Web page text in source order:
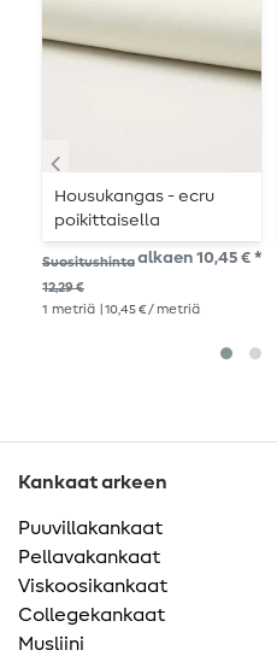
Housukangas - ecru
poikittaisella
elastisuudella
Suositushinta
12,29 €
alkaen 10,45 € *
1 metriä | 10,45 € / metriä
Kankaat arkeen
Puuvillakankaat
Pellavakankaat
Viskoosikankaat
Collegekankaat
Musliini